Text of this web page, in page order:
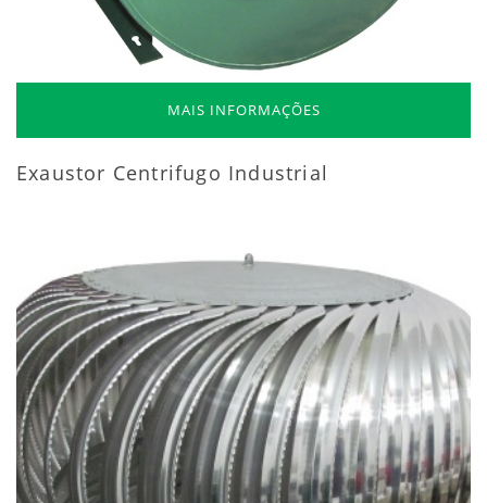
MAIS INFORMAÇÕES
Exaustor Centrifugo Industrial